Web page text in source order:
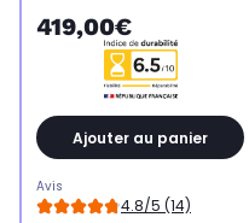
419,00€
Ajouter au panier
Avis
4.8/5 (14)